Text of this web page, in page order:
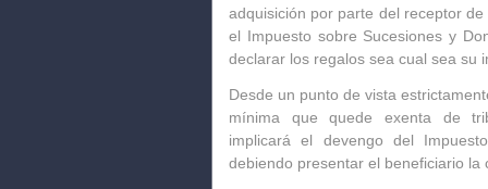
adquisición por parte del receptor
el Impuesto sobre Sucesiones y
declarar los regalos sea cual sea su
Desde un punto de vista
mínima que quede exenta de
implicará el devengo del
debiendo presentar el beneficiario la